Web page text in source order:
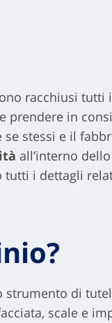
racchiusi tutti
prendere in
stessi e il
all’interno
tutti i dettagli
strumento di
scale e